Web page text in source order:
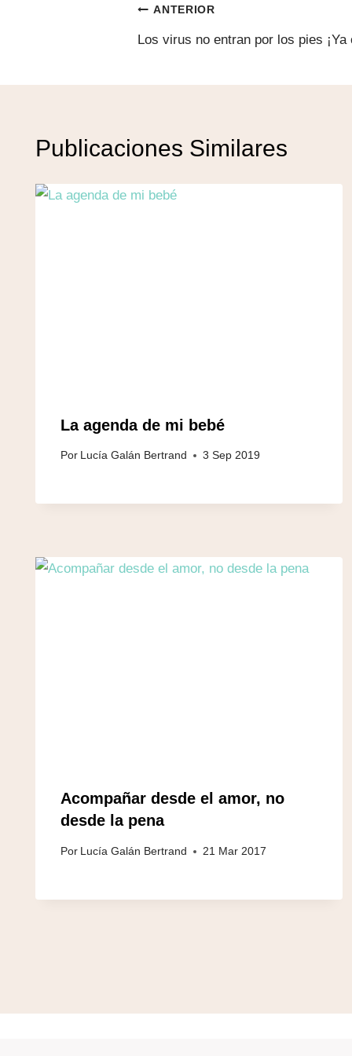
entrada:
Navegación
de
entradas
ANTERIOR
Los virus no entran por los pies ¡Ya
Publicaciones Similares
La agenda de mi bebé
Por Lucía Galán Bertrand 3 Sep 2019
Acompañar desde el amor, no
desde la pena
Por Lucía Galán Bertrand 21 Mar 2017